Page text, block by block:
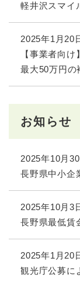
軽井沢スマイ
2025年1月20
【事業者向
最大50万円の
お知らせ
2025年10月
長野県中小企
2025年10月3
長野県最低賃
2025年1月20
観光庁公募に